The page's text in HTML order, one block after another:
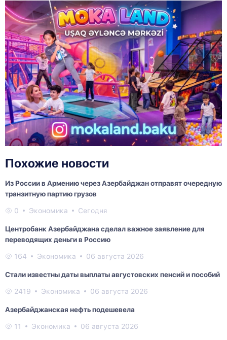
Похожие новости
Из России в Армению через Азербайджан отправят очередную
транзитную партию грузов
0 Экономика Сегодня
Центробанк Азербайджана сделал важное заявление для
переводящих деньги в Россию
164 Экономика 06 августа 2026
Стали известны даты выплаты августовских пенсий и пособий
2419 Экономика 06 августа 2026
Азербайджанская нефть подешевела
11 Экономика 06 августа 2026